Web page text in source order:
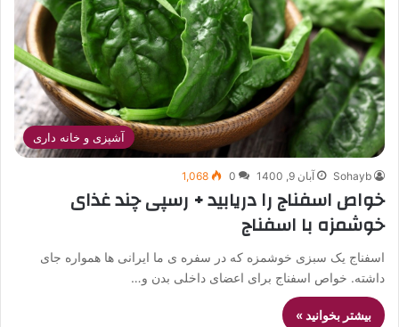
آشپزی و خانه داری
Sohayb آبان 9, 1400 0
1,068
خواص اسفناج را دریابید + رسپی چند غذای
خوشمزه با اسفناج
اسفناج یک سبزی خوشمزه که در سفره ی ما ایرانی ها همواره جای
داشته. خواص اسفناج برای اعضای داخلی بدن و…
بیشتر بخوانید »